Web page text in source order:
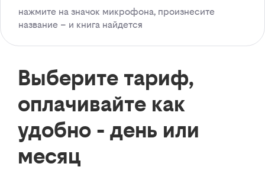
нажмите на значок микрофона, произнесите
название – и книга найдется
Выберите тариф,
оплачивайте как
удобно - день или
месяц